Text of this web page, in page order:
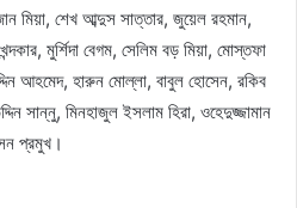
মিয়া, শেখ আব্দুস সাত্তার, জুয়েল রহমান,
মুর্শিদা বেগম, সেলিম বড় মিয়া, মোস্তফা
আহমেদ, হারুন মোল্লা, বাবুল হোসেন, রকিব
সান্নু, মিনহাজুল ইসলাম হিরা, ওহেদুজ্জামান
প্রমুখ।